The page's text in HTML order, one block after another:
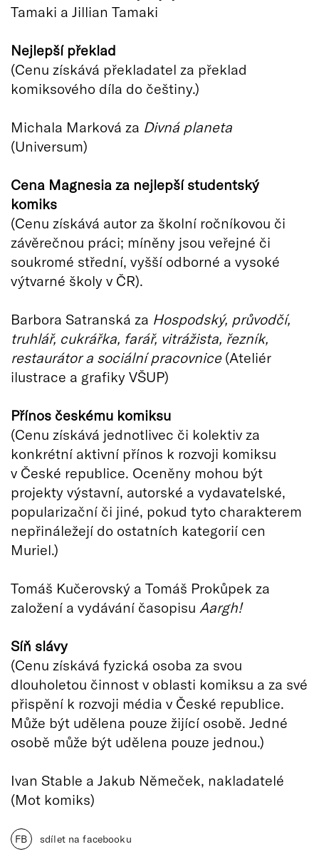
Tamaki a Jillian Tamaki
Nejlepší překlad
(Cenu získává překladatel za překlad
komiksového díla do češtiny.)
Michala Marková za Divná planeta
(Universum)
Cena Magnesia za nejlepší studentský
komiks
(Cenu získává autor za školní ročníkovou či
závěrečnou práci; míněny jsou veřejné či
soukromé střední, vyšší odborné a vysoké
výtvarné školy v ČR).
Barbora Satranská za Hospodský, průvodčí,
truhlář, cukrářka, farář, vitrážista, řezník,
restaurátor a sociální pracovnice(Ateliér
ilustrace a grafiky VŠUP)
Přínos českému komiksu
(Cenu získává jednotlivec či kolektiv za
konkrétní aktivní přínos k rozvoji komiksu
v České republice. Oceněny mohou být
projekty výstavní, autorské a vydavatelské,
popularizační či jiné, pokud tyto charakterem
nepřináležejí do ostatních kategorií cen
Muriel.)
Tomáš Kučerovský a Tomáš Prokůpek za
založení a vydávání časopisu Aargh!
Síň slávy
(Cenu získává fyzická osoba za svou
dlouholetou činnost v oblasti komiksu a za své
přispění k rozvoji média v České republice.
Může být udělena pouze žijící osobě. Jedné
osobě může být udělena pouze jednou.)
Ivan Stable a Jakub Němeček, nakladatelé
(Mot komiks)
FB sdílet na facebooku